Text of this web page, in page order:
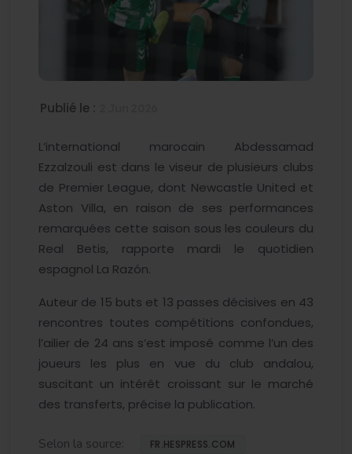
Publié le :
L’international marocain Abdessamad
Ezzalzouli est dans le viseur de plusieurs clubs
de Premier League, dont Newcastle United et
Aston Villa, en raison de ses performances
remarquées cette saison sous les couleurs du
Real Betis, rapporte mardi le quotidien
espagnol La Razón.
Auteur de 15 buts et 13 passes décisives en 43
rencontres toutes compétitions confondues,
l’ailier de 24 ans s’est imposé comme l’un des
joueurs les plus en vue du club andalou,
suscitant un intérêt croissant sur le marché
des transferts, précise la publication.
Selon la source: FR.HESPRESS.COM